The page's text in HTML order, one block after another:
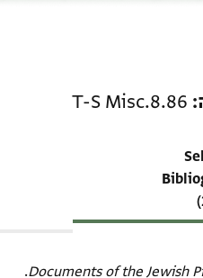
T-S Misc.8.86
Documents of the Jewish